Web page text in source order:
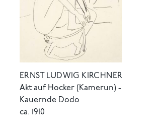
ERNST LUDWIG KIRCHNER
Akt auf Hocker (Kamerun) -
Kauernde Dodo
ca. 1910